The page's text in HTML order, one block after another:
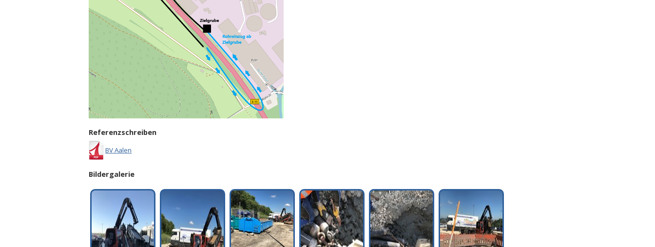
Referenzschreiben
BV Aalen
Bildergalerie